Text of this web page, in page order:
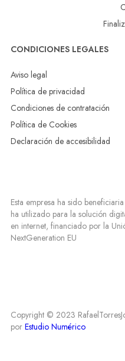
CONDICIONES LEGALES
Aviso legal
Política de privacidad
Condiciones de contratación
Política de Cookies
Declaración de accesibilidad
Esta empresa ha sido
ha utilizado para la solución
en internet, financiado por la
NextGeneration EU
Copyright © 2023
por Estudio Numérico